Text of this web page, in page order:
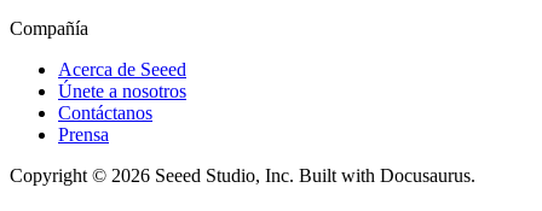
Compañía
Acerca de Seeed
Únete a nosotros
Contáctanos
Prensa
Copyright © 2026 Seeed Studio, Inc. Built with Docusaurus.